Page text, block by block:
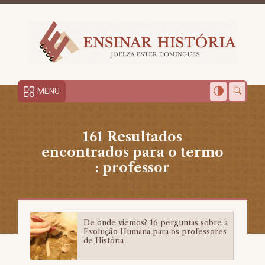
MENU
161 Resultados
encontrados para o termo
: professor
De onde viemos? 16 perguntas sobre a
Evolução Humana para os professores
de História